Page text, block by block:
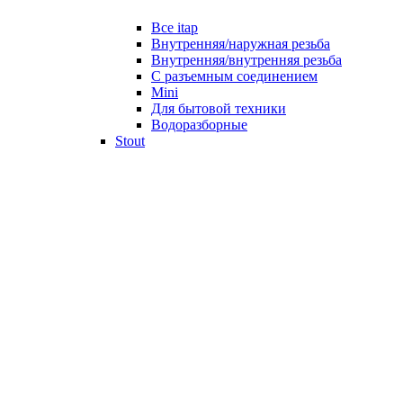
Все itap
Внутренняя/наружная резьба
Внутренняя/внутренняя резьба
С разъемным соединением
Mini
Для бытовой техники
Водоразборные
Stout